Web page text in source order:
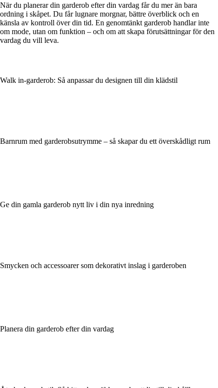
När du planerar din garderob efter din vardag får du mer än bara
ordning i skåpet. Du får lugnare morgnar, bättre överblick och en
känsla av kontroll över din tid. En genomtänkt garderob handlar inte
om mode, utan om funktion – och om att skapa förutsättningar för den
vardag du vill leva.
Walk in-garderob: Så anpassar du designen till din klädstil
Barnrum med garderobsutrymme – så skapar du ett överskådligt rum
Ge din gamla garderob nytt liv i din nya inredning
Smycken och accessoarer som dekorativt inslag i garderoben
Planera din garderob efter din vardag